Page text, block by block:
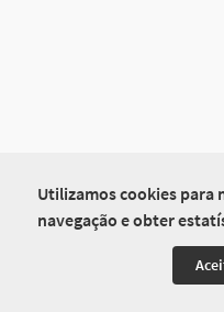
Utilizamos cookies para
navegação e obter